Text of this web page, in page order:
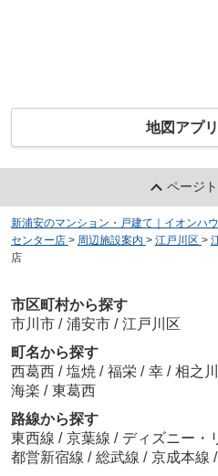
地図アプ
ページ
新浦安のマンション・戸建て｜イオン
センター店 > 周辺施設案内 > 江戸川区 >
店
市区町村から探す
市川市 / 浦安市 / 江戸川区
町名から探す
西葛西 / 塩焼 / 福栄 / 幸 / 相之川
海楽 / 東葛西
路線から探す
東西線 / 京葉線 / ディズニー・
都営新宿線 / 総武線 / 京成本線 /